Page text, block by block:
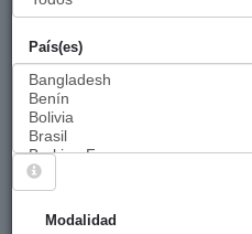
País(es)
ModalidadPROYECTOS